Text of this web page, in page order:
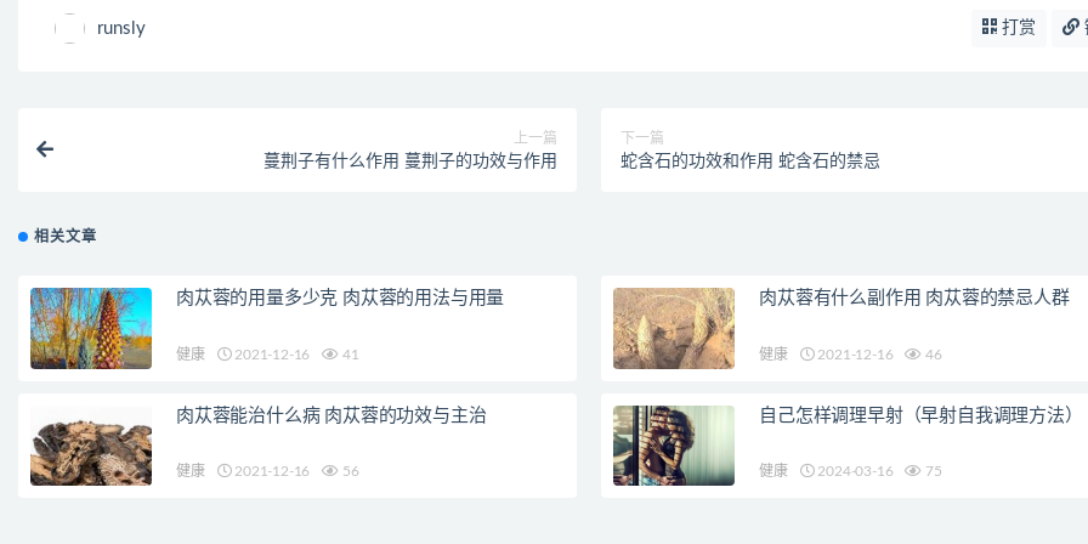
runsly 打赏
上一篇
蔓荆子有什么作用 蔓荆子的功效与作用
下一篇
蛇含石的功效和作用 蛇含石的禁忌
相关文章
肉苁蓉的用量多少克 肉苁蓉的用法与用量
健康 2021-12-16 41
肉苁蓉有什么副作用 肉苁蓉的禁忌人群
健康 2021-12-16 46
肉苁蓉能治什么病 肉苁蓉的功效与主治
健康 2021-12-16 56
自己怎样调理早射（早射自我调理方法）
健康 2024-03-16 75